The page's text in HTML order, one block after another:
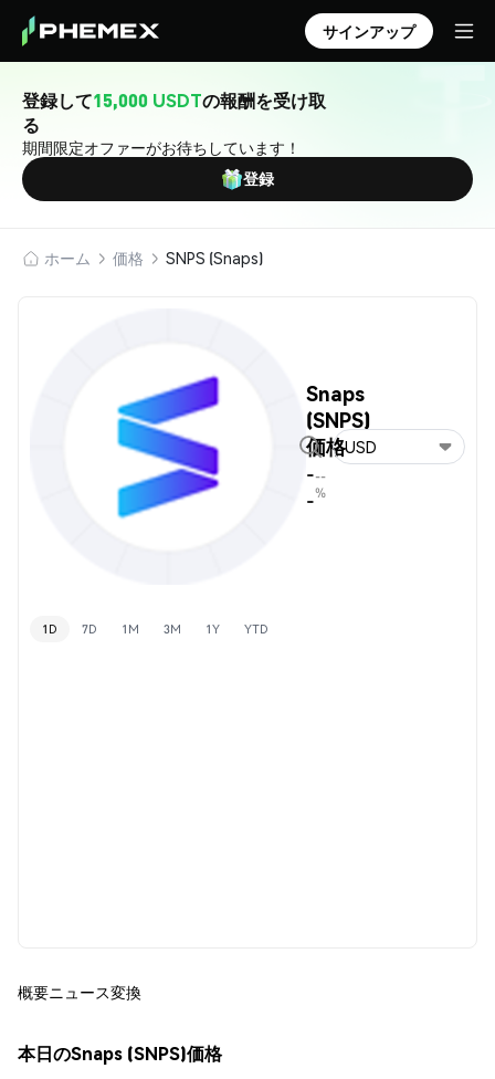
サインアップ
登録して15,000 USDTの報酬を受け取
る
期間限定オファーがお待ちしています！
登録
ホーム 価格 SNPS (Snaps)
Snaps
(SNPS)
価格
-
-
--
%
USD
1D 7D 1M 3M 1Y YTD
概要ニュース変換
本日のSnaps (SNPS)価格